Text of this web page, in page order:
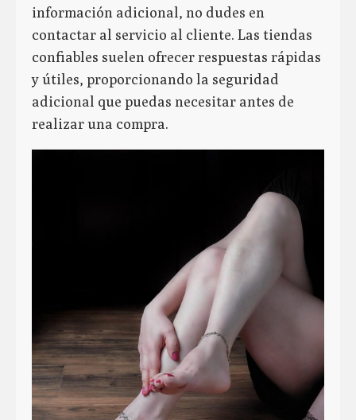
información adicional, no dudes en
contactar al servicio al cliente. Las tiendas
confiables suelen ofrecer respuestas rápidas
y útiles, proporcionando la seguridad
adicional que puedas necesitar antes de
realizar una compra.